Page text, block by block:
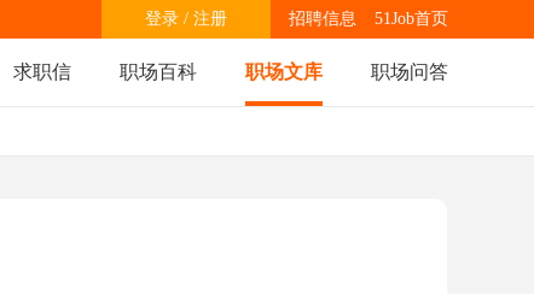
51Job首页
招聘信息
登录 / 注册
求职信 职场百科 职场文库 职场问答